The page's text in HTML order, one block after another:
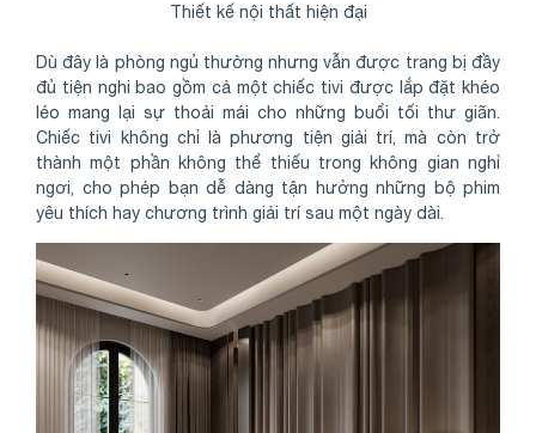
Thiết kế nội thất hiện đại
Dù đây là phòng ngủ thường nhưng vẫn được trang bị đầy
đủ tiện nghi bao gồm cả một chiếc tivi được lắp đặt khéo
léo mang lại sự thoải mái cho những buổi tối thư giãn.
Chiếc tivi không chỉ là phương tiện giải trí, mà còn trở
thành một phần không thể thiếu trong không gian nghỉ
ngơi, cho phép bạn dễ dàng tận hưởng những bộ phim
yêu thích hay chương trình giải trí sau một ngày dài.